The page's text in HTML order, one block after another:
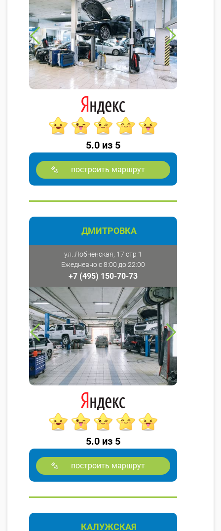
5.0 из 5
построить маршрут
ДМИТРОВКА
ул. Лобненская, 17 стр 1
Ежедневно с 8:00 до 22:00
+7 (495) 150-70-73
5.0 из 5
построить маршрут
КАЛУЖСКАЯ